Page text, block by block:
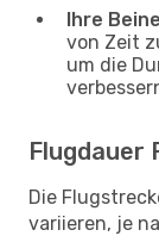
Ihre
von Zeit
um die
Flugdauer
Die
variieren, je